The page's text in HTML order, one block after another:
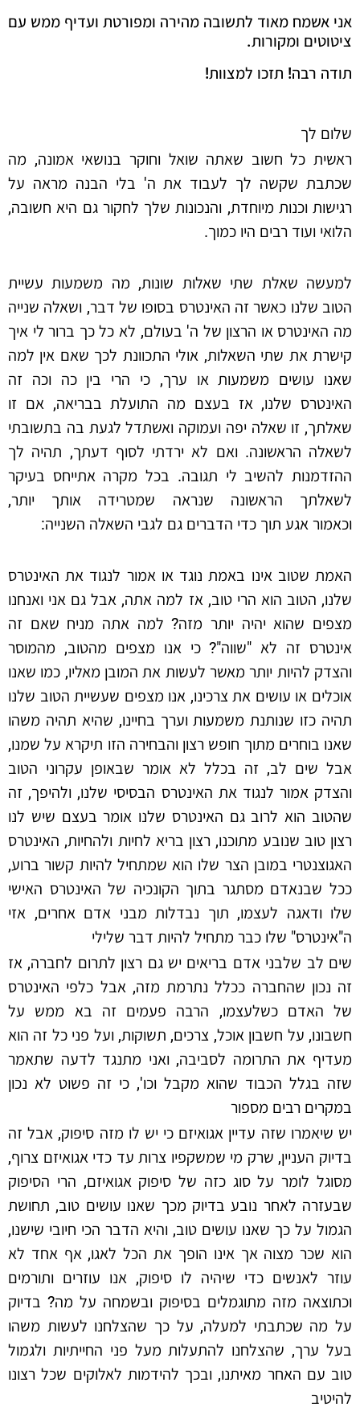
אני אשמח מאוד לתשובה מהירה ומפורטת ועדיף ממש עם
ציטוטים ומקורות.
תודה רבה! תזכו למצוות!
שלום לך
ראשית כל חשוב שאתה שואל וחוקר בנושאי אמונה, מה
שכתבת שקשה לך לעבוד את ה' בלי הבנה מראה על
רגישות וכנות מיוחדת, והנכונות שלך לחקור גם היא חשובה,
הלואי ועוד רבים היו כמוך.
למעשה שאלת שתי שאלות שונות, מה משמעות עשיית
הטוב שלנו כאשר זה האינטרס בסופו של דבר, ושאלה שנייה
מה האינטרס או הרצון של ה' בעולם, לא כל כך ברור לי איך
קישרת את שתי השאלות, אולי התכוונת לכך שאם אין למה
שאנו עושים משמעות או ערך, כי הרי בין כה וכה זה
האינטרס שלנו, אז בעצם מה התועלת בבריאה, אם זו
שאלתך, זו שאלה יפה ועמוקה ואשתדל לגעת בה בתשובתי
לשאלה הראשונה. ואם לא ירדתי לסוף דעתך, תהיה לך
ההזדמנות להשיב לי תגובה. בכל מקרה אתייחס בעיקר
לשאלתך הראשונה שנראה שמטרידה אותך יותר,
וכאמור אגע תוך כדי הדברים גם לגבי השאלה השנייה:
האמת שטוב אינו באמת נוגד או אמור לנגוד את האינטרס
שלנו, הטוב הוא הרי טוב, אז למה אתה, אבל גם אני ואנחנו
מצפים שהוא יהיה יותר מזה? למה אתה מניח שאם זה
אינטרס זה לא "שווה"? כי אנו מצפים מהטוב, מהמוסר
והצדק להיות יותר מאשר לעשות את המובן מאליו, כמו שאנו
אוכלים או עושים את צרכינו, אנו מצפים שעשיית הטוב שלנו
תהיה כזו שנותנת משמעות וערך בחיינו, שהיא תהיה משהו
שאנו בוחרים מתוך חופש רצון והבחירה הזו תיקרא על שמנו,
אבל שים לב, זה בכלל לא אומר שבאופן עקרוני הטוב
והצדק אמור לנגוד את האינטרס הבסיסי שלנו, ולהיפך, זה
שהטוב הוא לרוב גם האינטרס שלנו אומר בעצם שיש לנו
רצון טוב שנובע מתוכנו, רצון בריא לחיות ולהחיות, האינטרס
האגוצנטרי במובן הצר שלו הוא שמתחיל להיות קשור ברוע,
ככל שבנאדם מסתגר בתוך הקונכיה של האינטרס האישי
שלו ודאגה לעצמו, תוך נבדלות מבני אדם אחרים, אזי
ה"אינטרס" שלו כבר מתחיל להיות דבר שלילי
שים לב שלבני אדם בריאים יש גם רצון לתרום לחברה, אז
זה נכון שהחברה ככלל נתרמת מזה, אבל כלפי האינטרס
של האדם כשלעצמו, הרבה פעמים זה בא ממש על
חשבונו, על חשבון אוכל, צרכים, תשוקות, ועל פני כל זה הוא
מעדיף את התרומה לסביבה, ואני מתנגד לדעה שתאמר
שזה בגלל הכבוד שהוא מקבל וכו', כי זה פשוט לא נכון
במקרים רבים מספור
יש שיאמרו שזה עדיין אגואיזם כי יש לו מזה סיפוק, אבל זה
בדיוק העניין, שרק מי שמשקפיו צרות עד כדי אגואיזם צרוף,
מסוגל לומר על סוג כזה של סיפוק אגואיזם, הרי הסיפוק
שבעזרה לאחר נובע בדיוק מכך שאנו עושים טוב, תחושת
הגמול על כך שאנו עושים טוב, והיא הדבר הכי חיובי שישנו,
הוא שכר מצוה אך אינו הופך את הכל לאגו, אף אחד לא
עוזר לאנשים כדי שיהיה לו סיפוק, אנו עוזרים ותורמים
וכתוצאה מזה מתוגמלים בסיפוק ובשמחה על מה? בדיוק
על מה שכתבתי למעלה, על כך שהצלחנו לעשות משהו
בעל ערך, שהצלחנו להתעלות מעל פני החייתיות ולגמול
טוב עם האחר מאיתנו, ובכך להידמות לאלוקים שכל רצונו
להיטיב